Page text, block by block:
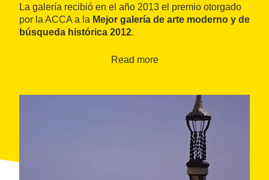
La galería recibió en el año 2013 el premio otorgado
por la ACCA a la Mejor galería de arte moderno y de
búsqueda histórica 2012.
Read more